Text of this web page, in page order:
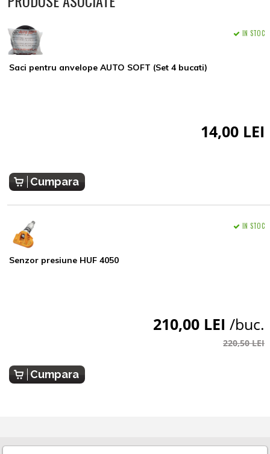
Saci pentru anvelope AUTO SOFT (Set 4 bucati)
IN STOC
14,00 LEI
Cumpara
Senzor presiune HUF 4050
IN STOC
210,00 LEI /buc.
220,50 LEI
Cumpara